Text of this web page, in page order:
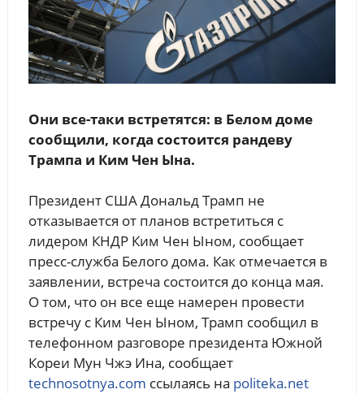
Они все-таки встретятся: в Белом доме
сообщили, когда состоится рандеву
Трампа и Ким Чен Ына.
Президент США Дональд Трамп не
отказывается от планов встретиться с
лидером КНДР Ким Чен Ыном, сообщает
пресс-служба Белого дома. Как отмечается в
заявлении, встреча состоится до конца мая.
О том, что он все еще намерен провести
встречу с Ким Чен Ыном, Трамп сообщил в
телефонном разговоре президента Южной
Кореи Мун Чжэ Ина, cообщает
technosotnya.com ссылаясь на politeka.net